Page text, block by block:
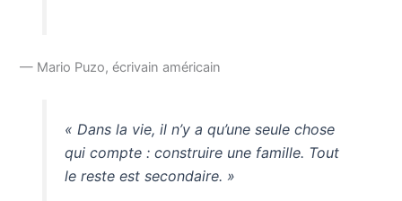
— Mario Puzo, écrivain américain
« Dans la vie, il n’y a qu’une seule chose
qui compte : construire une famille. Tout
le reste est secondaire. »